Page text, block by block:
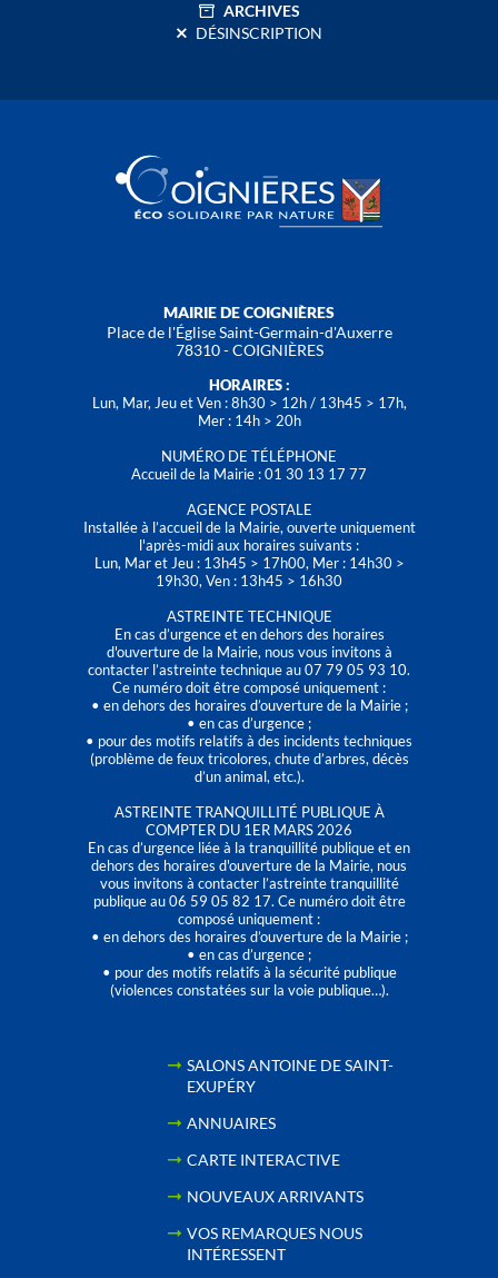
ARCHIVES
DÉSINSCRIPTION
MAIRIE DE COIGNIÈRES
Place de l'Église Saint-Germain-d'Auxerre
78310 - COIGNIÈRES
HORAIRES :
Lun, Mar, Jeu et Ven : 8h30 > 12h / 13h45 > 17h,
Mer : 14h > 20h
NUMÉRO DE TÉLÉPHONE
Accueil de la Mairie : 01 30 13 17 77
AGENCE POSTALE
Installée à l’accueil de la Mairie, ouverte uniquement
l'après-midi aux horaires suivants :
Lun, Mar et Jeu : 13h45 > 17h00, Mer : 14h30 >
19h30, Ven : 13h45 > 16h30
ASTREINTE TECHNIQUE
En cas d’urgence et en dehors des horaires
d'ouverture de la Mairie, nous vous invitons à
contacter l’astreinte technique au 07 79 05 93 10.
Ce numéro doit être composé uniquement :
• en dehors des horaires d’ouverture de la Mairie ;
• en cas d’urgence ;
• pour des motifs relatifs à des incidents techniques
(problème de feux tricolores, chute d’arbres, décès
d’un animal, etc.).
ASTREINTE TRANQUILLITÉ PUBLIQUE À
COMPTER DU 1ER MARS 2026
En cas d’urgence liée à la tranquillité publique et en
dehors des horaires d'ouverture de la Mairie, nous
vous invitons à contacter l’astreinte tranquillité
publique au 06 59 05 82 17. Ce numéro doit être
composé uniquement :
• en dehors des horaires d’ouverture de la Mairie ;
• en cas d’urgence ;
• pour des motifs relatifs à la sécurité publique
(violences constatées sur la voie publique…).
SALONS ANTOINE DE SAINT-
EXUPÉRY
ANNUAIRES
CARTE INTERACTIVE
NOUVEAUX ARRIVANTS
VOS REMARQUES NOUS
INTÉRESSENT